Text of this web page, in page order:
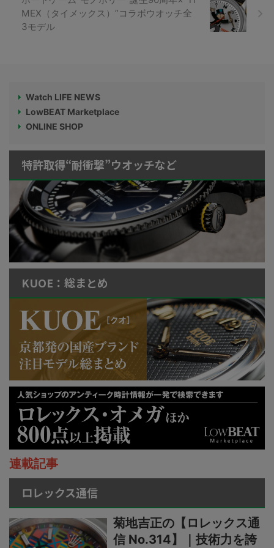
MEX（タイメックス）”コラボウオッチ全
3モデル
Watch LIFE NEWS
LowBEAT Marketplace
ONLINE SHOP
特許取得“耐衝撃”ウオッチなど
KUOE：総まとめ
連載記事
ロレックス通信
菊地吉正の【ロレックス通
信 No.314】｜技術力を誇